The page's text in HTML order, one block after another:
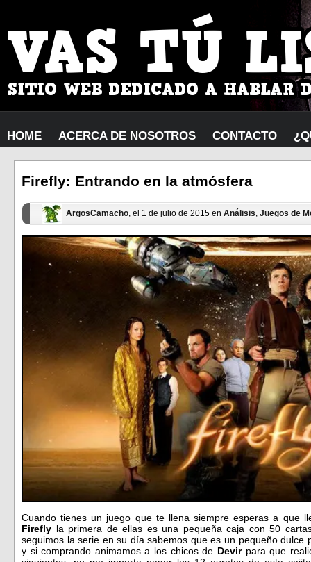
HOME ACERCA DE NOSOTROS CONTACTO
Firefly: Entrando en la atmósfera
ArgosCamacho, el 1 de julio de 2015 en Análisis, Juegos de
Cuando tienes un juego que te llena siempre esperas a que
Firefly la primera de ellas es una pequeña caja con 50
seguimos la serie en su día sabemos que es un pequeño dulce
y si comprando animamos a los chicos de Devirpara que